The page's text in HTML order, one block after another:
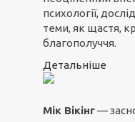
психології,
теми, як щастя,
благополуччя.
Детальніше
Мік Вікінг—